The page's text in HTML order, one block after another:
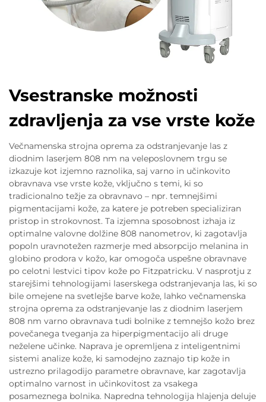
Vsestranske možnosti
zdravljenja za vse vrste kože
Večnamenska strojna oprema za odstranjevanje las z
diodnim laserjem 808 nm na veleposlovnem trgu se
izkazuje kot izjemno raznolika, saj varno in učinkovito
obravnava vse vrste kože, vključno s temi, ki so
tradicionalno težje za obravnavo – npr. temnejšimi
pigmentacijami kože, za katere je potreben specializiran
pristop in strokovnost. Ta izjemna sposobnost izhaja iz
optimalne valovne dolžine 808 nanometrov, ki zagotavlja
popoln uravnotežen razmerje med absorpcijo melanina in
globino prodora v kožo, kar omogoča uspešne obravnave
po celotni lestvici tipov kože po Fitzpatricku. V nasprotju z
starejšimi tehnologijami laserskega odstranjevanja las, ki so
bile omejene na svetlejše barve kože, lahko večnamenska
strojna oprema za odstranjevanje las z diodnim laserjem
808 nm varno obravnava tudi bolnike z temnejšo kožo brez
povečanega tveganja za hiperpigmentacijo ali druge
neželene učinke. Naprava je opremljena z inteligentnimi
sistemi analize kože, ki samodejno zaznajo tip kože in
ustrezno prilagodijo parametre obravnave, kar zagotavlja
optimalno varnost in učinkovitost za vsakega
posameznega bolnika. Napredna tehnologija hlajenja deluje